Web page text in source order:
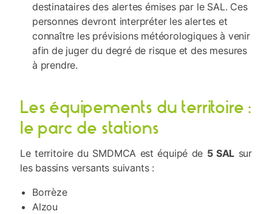
destinataires des alertes émises par le SAL. Ces
personnes devront interpréter les alertes et
connaître les prévisions météorologiques à venir
afin de juger du degré de risque et des mesures
à prendre.
Les équipements du territoire :
le parc de stations
Le territoire du SMDMCA est équipé de 5 SAL sur
les bassins versants suivants :
Borrèze
Alzou